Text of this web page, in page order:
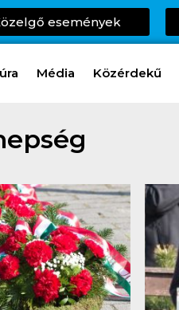
események
Média Közérdekű